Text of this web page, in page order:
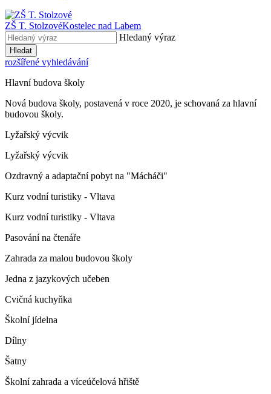
ZŠ T. StolzovéKostelec nad Labem
Hledaný výraz
Hledat
rozšířené vyhledávání
Hlavní budova školy
Nová budova školy, postavená v roce 2020, je schovaná za hlavní
budovou školy.
Lyžařský výcvik
Lyžařský výcvik
Ozdravný a adaptační pobyt na "Mácháči"
Kurz vodní turistiky - Vltava
Kurz vodní turistiky - Vltava
Pasování na čtenáře
Zahrada za malou budovou školy
Jedna z jazykových učeben
Cvičná kuchyňka
Školní jídelna
Dílny
Šatny
Školní zahrada a víceúčelová hřiště